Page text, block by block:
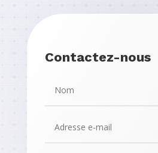
Contactez-nous